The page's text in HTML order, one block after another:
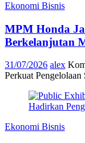
Ekonomi Bisnis
MPM Honda
Berkelanjutan
31/07/2026 alex
Perkuat
Ekonomi Bisnis